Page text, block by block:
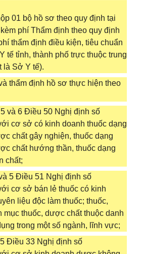
01 bộ hồ sơ theo quy định tại
phí Thẩm định theo quy định
thẩm định điều kiện, tiêu chuẩn
tế tỉnh, thành phố trực thuộc trung
là Sở Y tế).
thẩm định hồ sơ thực hiện theo
và 6 Điều 50 Nghị định số
cơ sở có kinh doanh thuốc dạng
chất gây nghiện, thuốc dạng
chất hướng thần, thuốc dạng
chất;
5 Điều 51 Nghị định số
cơ sở bán lẻ thuốc có kinh
liệu độc làm thuốc; thuốc,
mục thuốc, dược chất thuộc danh
trong một số ngành, lĩnh vực;
Điều 33 Nghị định số